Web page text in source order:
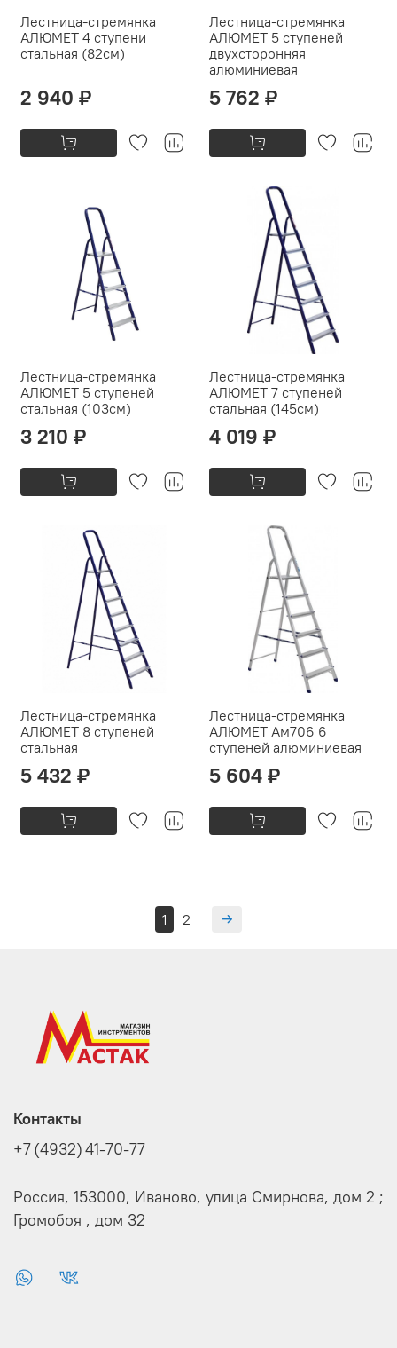
Лестница-стремянка
АЛЮМЕТ 4 ступени
стальная (82см)
2 940 ₽
Лестница-стремянка
АЛЮМЕТ 5 ступеней
двухсторонняя
алюминиевая
5 762 ₽
Лестница-стремянка
АЛЮМЕТ 5 ступеней
стальная (103см)
3 210 ₽
Лестница-стремянка
АЛЮМЕТ 7 ступеней
стальная (145см)
4 019 ₽
Лестница-стремянка
АЛЮМЕТ 8 ступеней
стальная
5 432 ₽
Лестница-стремянка
АЛЮМЕТ Ам706 6
ступеней алюминиевая
5 604 ₽
1 2
Контакты
+7 (4932) 41-70-77
Россия, 153000, Иваново, улица Смирнова, дом 2 ;
Громобоя , дом 32